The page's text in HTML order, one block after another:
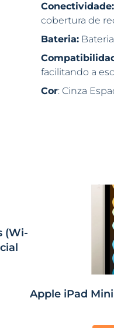
Conectividade:
cobertura de
Bateria:
facilitando a
Cor: Cinza
(Wi-
Apple iPad